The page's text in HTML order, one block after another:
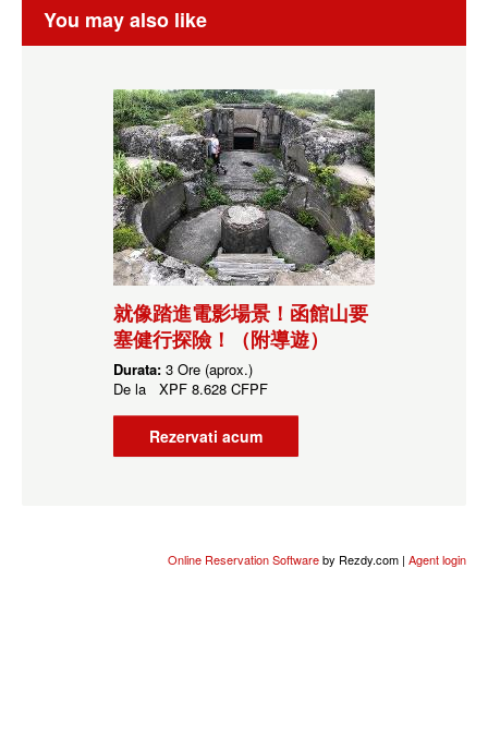
You may also like
就像踏進電影場景！函館山要
塞健行探險！（附導遊）
Durata: 3 Ore (aprox.)
De la XPF 8.628 CFPF
Rezervati acum
Online Reservation Softwareby Rezdy.com | Agent login